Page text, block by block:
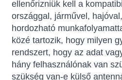
ellenőrizniük kell a
országgal, járművel,
hordozható
közé tartozik, hogy milyen
rendszert, hogy az adat
hány felhasználónak van
szükség van-e külső